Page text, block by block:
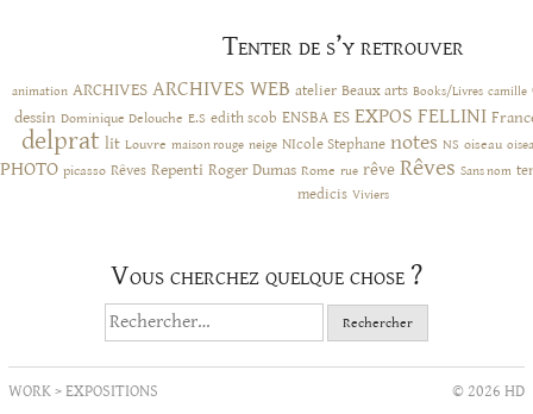
Tenter de s’y retrouver
animation ARCHIVES ARCHIVES WEB atelier Beaux arts Books/Livres camille
dessin Dominique Delouche E.S edith scob ENSBA ES EXPOS FELLINI
delprat lit Louvre maison rouge neige NIcole Stephane notes NS oiseau
PHOTO picasso Rêves Repenti Roger Dumas Rome rue rêve Rêves Sans nom
medicis Viviers
Vous cherchez quelque chose ?
Rechercher :
WORK>EXPOSITIONS © 2026 HD